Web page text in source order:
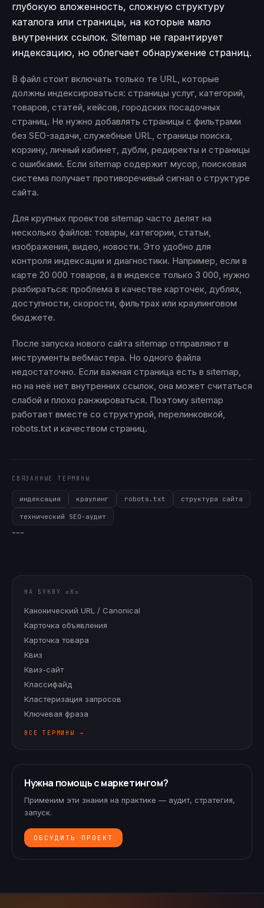
глубокую вложенность, сложную структуру
каталога или страницы, на которые мало
внутренних ссылок. Sitemap не гарантирует
индексацию, но облегчает обнаружение страниц.
В файл стоит включать только те URL, которые
должны индексироваться: страницы услуг, категорий,
товаров, статей, кейсов, городских посадочных
страниц. Не нужно добавлять страницы с фильтрами
без SEO-задачи, служебные URL, страницы поиска,
корзину, личный кабинет, дубли, редиректы и страницы
с ошибками. Если sitemap содержит мусор, поисковая
система получает противоречивый сигнал о структуре
сайта.
Для крупных проектов sitemap часто делят на
несколько файлов: товары, категории, статьи,
изображения, видео, новости. Это удобно для
контроля индексации и диагностики. Например, если в
карте 20 000 товаров, а в индексе только 3 000, нужно
разбираться: проблема в качестве карточек, дублях,
доступности, скорости, фильтрах или краулинговом
бюджете.
После запуска нового сайта sitemap отправляют в
инструменты вебмастера. Но одного файла
недостаточно. Если важная страница есть в sitemap,
но на неё нет внутренних ссылок, она может считаться
слабой и плохо ранжироваться. Поэтому sitemap
работает вместе со структурой, перелинковкой,
robots.txt и качеством страниц.
СВЯЗАННЫЕ ТЕРМИНЫ
индексация краулинг robots.txt структура сайта
технический SEO-аудит
---
НА БУКВУ « К»
Канонический URL / Canonical
Карточка объявления
Карточка товара
Квиз
Квиз-сайт
Классифайд
Кластеризация запросов
Ключевая фраза
ВСЕ ТЕРМИНЫ →
Нужна помощь с маркетингом?
Применим эти знания на практике — аудит, стратегия,
запуск.
ОБСУДИТЬ ПРОЕКТ